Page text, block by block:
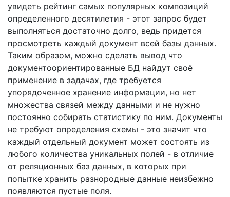
увидеть рейтинг самых популярных композиций
определенного десятилетия - этот запрос будет
выполняться достаточно долго, ведь придется
просмотреть каждый документ всей базы данных.
Таким образом, можно сделать вывод что
документоориентированные БД найдут своё
применение в задачах, где требуется
упорядоченное хранение информации, но нет
множества связей между данными и не нужно
постоянно собирать статистику по ним. Документы
не требуют определения схемы - это значит что
каждый отдельный документ может состоять из
любого количества уникальных полей - в отличие
от реляционных баз данных, в которых при
попытке хранить разнородные данные неизбежно
появляются пустые поля.